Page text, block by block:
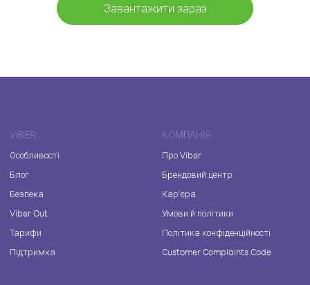
Завантажити зараз
VIBER
Особливості
Блог
Безпека
Viber Out
Тарифи
Підтримка
КОМПАНІЯ
Про Viber
Брендовий центр
Кар'єра
Умови й політики
Політика конфіденційності
Customer Complaints Code